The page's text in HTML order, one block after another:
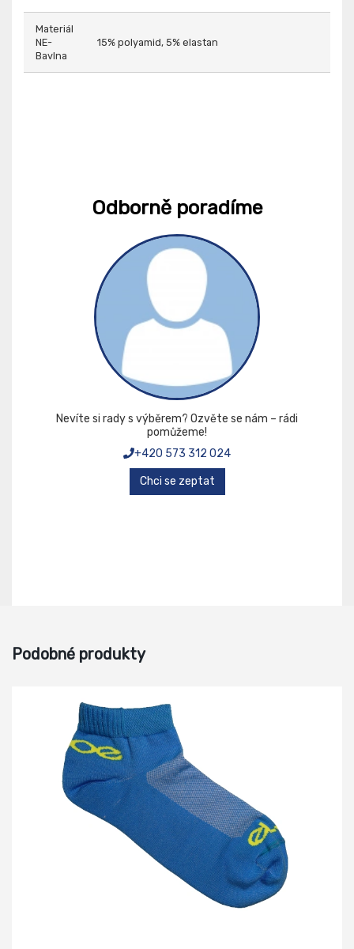
Materiál
NE-
Bavlna
15% polyamid, 5% elastan
Odborně poradíme
Nevíte si rady s výběrem? Ozvěte se nám – rádi
pomůžeme!
+420 573 312 024
Chci se zeptat
Podobné produkty